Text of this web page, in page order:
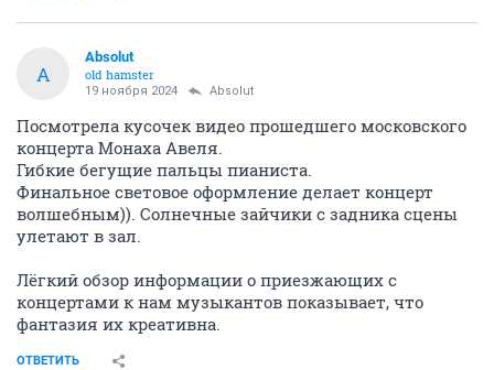
A
Absolut
old hamster
19 ноября 2024 Absolut
Посмотрела кусочек видео прошедшего московского
концерта Монаха Авеля.
Гибкие бегущие пальцы пианиста.
Финальное световое оформление делает концерт
волшебным)). Солнечные зайчики с задника сцены
улетают в зал.
Лёгкий обзор информации о приезжающих с
концертами к нам музыкантов показывает, что
фантазия их креативна.
ОТВЕТИТЬ